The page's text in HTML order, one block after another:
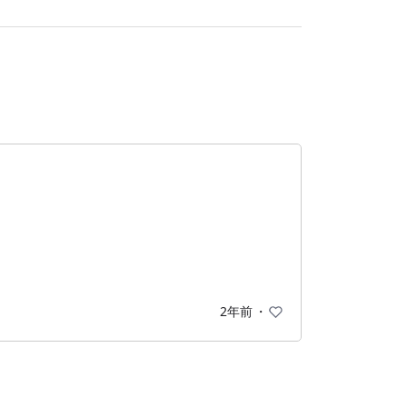
2年前 ・